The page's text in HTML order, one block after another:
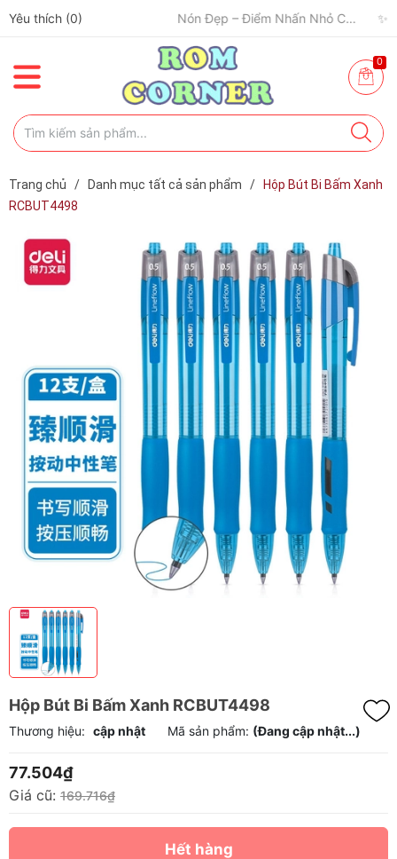
Yêu thích (0)
✈️ Đi Du Lịch – Cách Để Tâm Trạng “Refresh” Hơn ✨ 🧢 Một Chiếc Nón Đẹp – Điểm Nhấn Nhỏ Cho Mỗi Outfit ✨
0
Trang chủ / Danh mục tất cả sản phẩm /
Hộp Bút Bi Bấm Xanh
RCBUT4498
Hộp Bút Bi Bấm Xanh RCBUT4498
Thương hiệu: cập nhật Mã sản phẩm: (Đang cập nhật...)
77.504₫
Giá cũ: 169.716₫
Hết hàng